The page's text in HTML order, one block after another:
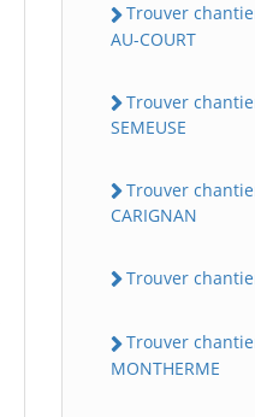
Trouver
AU-COURT
Trouver
SEMEUSE
Trouver
CARIGNAN
Trouver
Trouver
MONTHERME